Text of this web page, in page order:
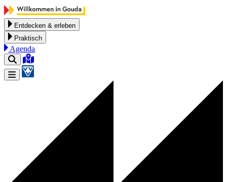
Zum Inhalt springen
Entdecken & erleben
Praktisch
Agenda